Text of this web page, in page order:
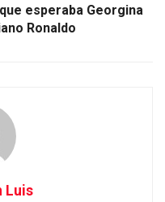
esperaba Georgina
Ronaldo
Luis